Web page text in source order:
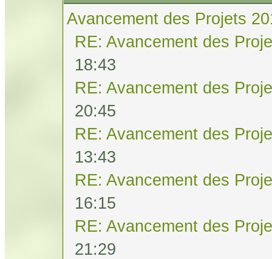
Avancement des Projets
RE: Avancement des
18:43
RE: Avancement des
20:45
RE: Avancement des
13:43
RE: Avancement des
16:15
RE: Avancement des
21:29